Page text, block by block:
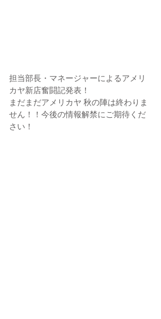
担当部長・マネージャーによるアメリ
カヤ新店奮闘記発表！
まだまだアメリカヤ 秋の陣は終わりま
せん！！今後の情報解禁にご期待くだ
さい！